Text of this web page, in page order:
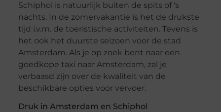
Schiphol is natuurlijk buiten de spits of ‘s
nachts. In de zomervakantie is het de drukste
tijd i.v.m. de toeristische activiteiten. Tevens is
het ook het duurste seizoen voor de stad
Amsterdam. Als je op zoek bent naar een
goedkope taxi naar Amsterdam, zal je
verbaasd zijn over de kwaliteit van de
beschikbare opties voor vervoer.
Druk in Amsterdam en Schiphol